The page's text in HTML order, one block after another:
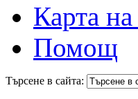
Карта на
Помощ
Търсене в сайта: